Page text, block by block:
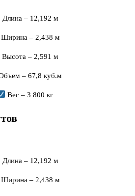
Длина – 12,192 м
Ширина – 2,438 м
Высота – 2,591 м
– 67,8 куб.м
Вес – 3 800 кг
Длина – 12,192 м
Ширина – 2,438 м